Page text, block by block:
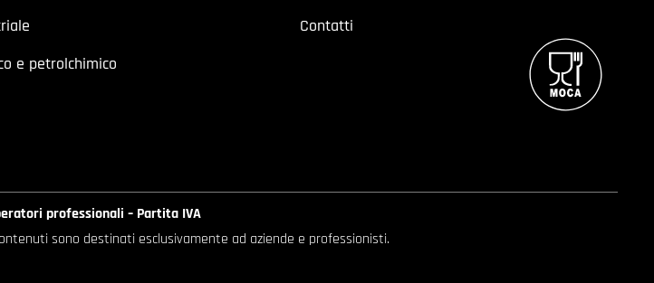
e petrolchimico
Contatti
professionali – Partita IVA
sono destinati esclusivamente ad aziende e professionisti.